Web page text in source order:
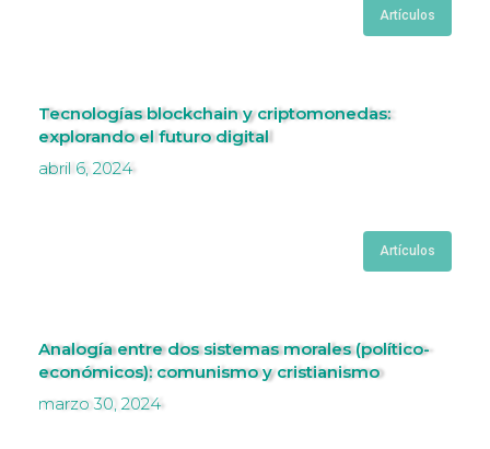
Artículos
Tecnologías blockchain y criptomonedas:
explorando el futuro digital
abril 6, 2024
Artículos
Analogía entre dos sistemas morales (político-
económicos): comunismo y cristianismo
marzo 30, 2024